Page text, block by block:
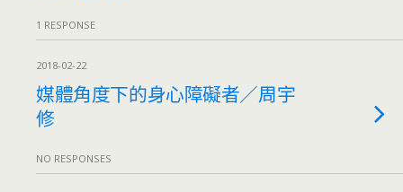
1 RESPONSE
2018-02-22
媒體角度下的身心障礙者／周宇
修
NO RESPONSES